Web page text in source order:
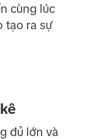
cùng lúc
tạo ra sự
đủ lớn và